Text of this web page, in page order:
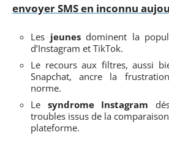
envoyer SMS en inconnu
Les jeunesdominent la
d’Instagram et TikTok.
Le recours aux filtres, aussi
Snapchat, ancre la
norme.
Le syndrome Instagram
troubles issus de la
plateforme.